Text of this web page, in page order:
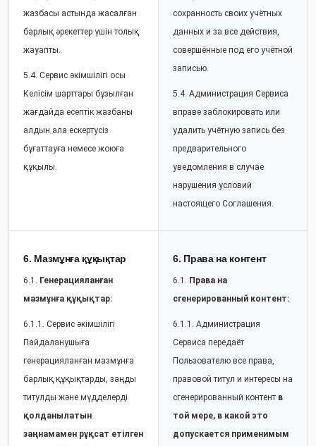
жазбасы астында жасалған
барлық әрекеттер үшін толық
жауапты.
5.4. Сервис әкімшілігі осы
Келісім шарттары бұзылған
жағдайда есептік жазбаны
алдын ала ескертусіз
бұғаттауға немесе жоюға
құқылы.
сохранность своих учётных
данных и за все действия,
совершённые под его учётной
записью.
5.4. Администрация Сервиса
вправе заблокировать или
удалить учётную запись без
предварительного
уведомления в случае
нарушения условий
настоящего Соглашения.
6. Мазмұнға құқықтар
6.1. Генерацияланған
мазмұнға құқықтар:
6.1.1. Сервис әкімшілігі
Пайдаланушыға
генерацияланған мазмұнға
барлық құқықтарды, заңды
титулды және мүдделерді
қолданылатын
заңнамамен рұқсат етілген
6. Права на контент
6.1. Права на
сгенерированный контент:
6.1.1. Администрация
Сервиса передаёт
Пользователю все права,
правовой титул и интересы на
сгенерированный контент в
той мере, в какой это
допускается применимым